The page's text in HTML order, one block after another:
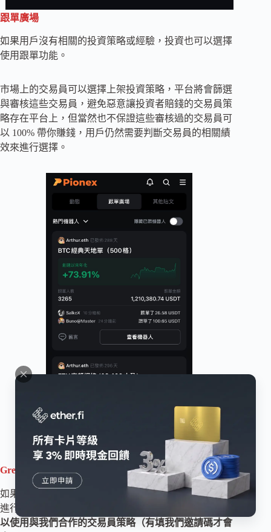
跟單廣場
如果用戶沒有相關的投資策略或經驗，投資也可以選擇
使用跟單功能。
市場上的交易員可以選擇上架投資策略，平台將會篩選
與審核這些交易員，避免惡意讓投資者賠錢的交易員策
略存在平台上，但當然也不保證這些審核過的交易員可
以 100% 帶你賺錢，用戶仍然需要判斷交易員的相關績
效來進行選擇。
Grenade 獨家跟單合作
如果在平台進行申請時，有使用我們Grenade 的邀請碼
進行申請，
以使用與我們合作的交易員策略（有填我們邀請碼才會